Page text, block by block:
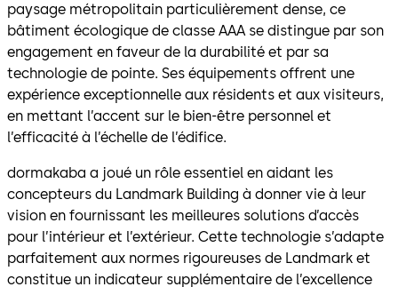
paysage métropolitain particulièrement dense, ce
bâtiment écologique de classe AAA se distingue par son
engagement en faveur de la durabilité et par sa
technologie de pointe. Ses équipements offrent une
expérience exceptionnelle aux résidents et aux visiteurs,
en mettant l’accent sur le bien-être personnel et
l’efficacité à l’échelle de l’édifice.
dormakaba a joué un rôle essentiel en aidant les
concepteurs du Landmark Building à donner vie à leur
vision en fournissant les meilleures solutions d’accès
pour l’intérieur et l’extérieur. Cette technologie s’adapte
parfaitement aux normes rigoureuses de Landmark et
constitue un indicateur supplémentaire de l’excellence